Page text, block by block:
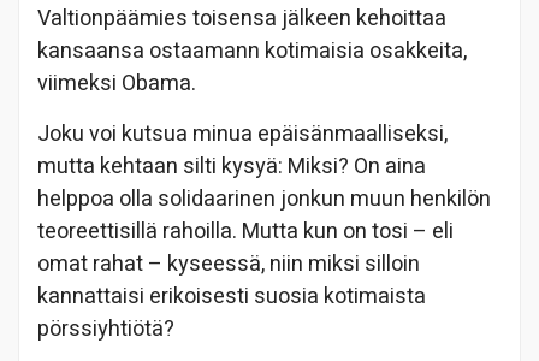
Valtionpäämies toisensa jälkeen kehoittaa
kansaansa ostaamann kotimaisia osakkeita,
viimeksi Obama.
Joku voi kutsua minua epäisänmaalliseksi,
mutta kehtaan silti kysyä: Miksi? On aina
helppoa olla solidaarinen jonkun muun henkilön
teoreettisillä rahoilla. Mutta kun on tosi – eli
omat rahat – kyseessä, niin miksi silloin
kannattaisi erikoisesti suosia kotimaista
pörssiyhtiötä?